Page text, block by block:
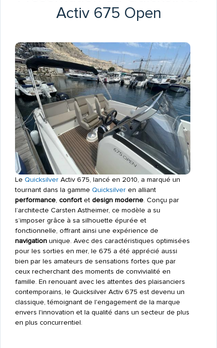
Activ 675 Open
Le QuicksilverActiv 675, lancé en 2010, a marqué un
tournant dans la gamme Quicksilveren alliant
performance, confortet design moderne. Conçu par
l’architecte Carsten Astheimer, ce modèle a su
s’imposer grâce à sa silhouette épurée et
fonctionnelle, offrant ainsi une expérience de
navigationunique. Avec des caractéristiques optimisées
pour les sorties en mer, le 675 a été apprécié aussi
bien par les amateurs de sensations fortes que par
ceux recherchant des moments de convivialité en
famille. En renouant avec les attentes des plaisanciers
contemporains, le Quicksilver Activ 675 est devenu un
classique, témoignant de l'engagement de la marque
envers l'innovation et la qualité dans un secteur de plus
en plus concurrentiel.